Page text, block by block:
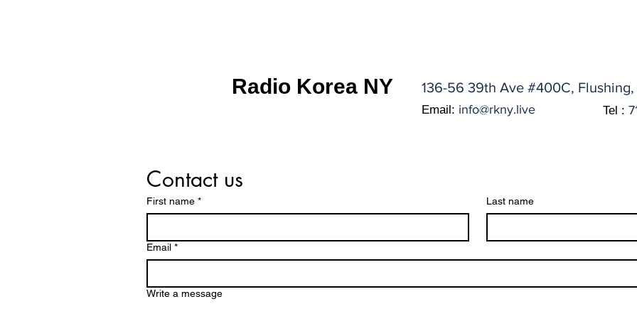
Radio Korea NY 136-56 39th Ave #400C, Flushing,
Email: info@rkny.live Tel :
Contact us
First name * Last name
Email *
Write a message